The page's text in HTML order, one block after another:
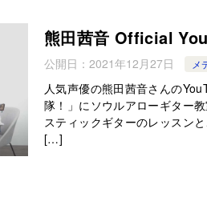
熊田茜音 Official
公開日： 2021年12月27日 メ
人気声優の熊田茜音さんの
隊！」にソウルアローギター
スティックギターのレッスン
[…]